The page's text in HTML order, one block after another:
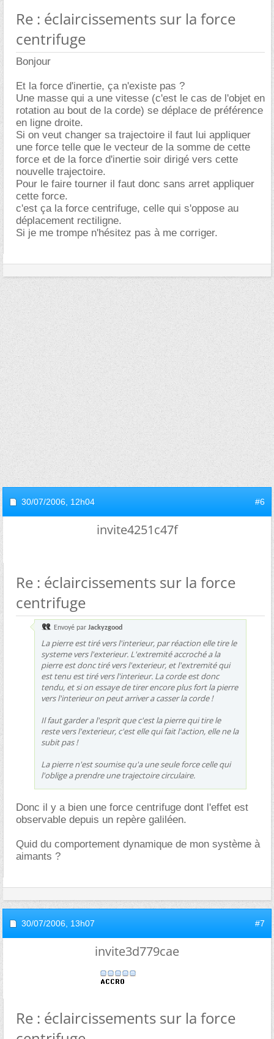
Re : éclaircissements sur la force
centrifuge
Bonjour
Et la force d'inertie, ça n'existe pas ?
Une masse qui a une vitesse (c'est le cas de l'objet en
rotation au bout de la corde) se déplace de préférence
en ligne droite.
Si on veut changer sa trajectoire il faut lui appliquer
une force telle que le vecteur de la somme de cette
force et de la force d'inertie soir dirigé vers cette
nouvelle trajectoire.
Pour le faire tourner il faut donc sans arret appliquer
cette force.
c'est ça la force centrifuge, celle qui s'oppose au
déplacement rectiligne.
Si je me trompe n'hésitez pas à me corriger.
30/07/2006, 12h04 #6
invite4251c47f
Re : éclaircissements sur la force
centrifuge
Envoyé par Jackyzgood
La pierre est tiré vers l'interieur, par réaction elle tire le
systeme vers l'exterieur. L'extremité accroché a la
pierre est donc tiré vers l'exterieur, et l'extremité qui
est tenu est tiré vers l'interieur. La corde est donc
tendu, et si on essaye de tirer encore plus fort la pierre
vers l'interieur on peut arriver a casser la corde !
Il faut garder a l'esprit que c'est la pierre qui tire le
reste vers l'exterieur, c'est elle qui fait l'action, elle ne la
subit pas !
La pierre n'est soumise qu'a une seule force celle qui
l'oblige a prendre une trajectoire circulaire.
Donc il y a bien une force centrifuge dont l'effet est
observable depuis un repère galiléen.
Quid du comportement dynamique de mon système à
aimants ?
30/07/2006, 13h07 #7
invite3d779cae
Re : éclaircissements sur la force